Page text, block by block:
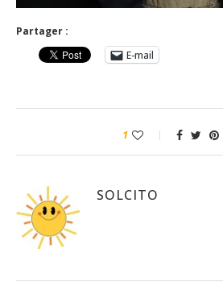
Partager :
E-mail
1
SOLCITO